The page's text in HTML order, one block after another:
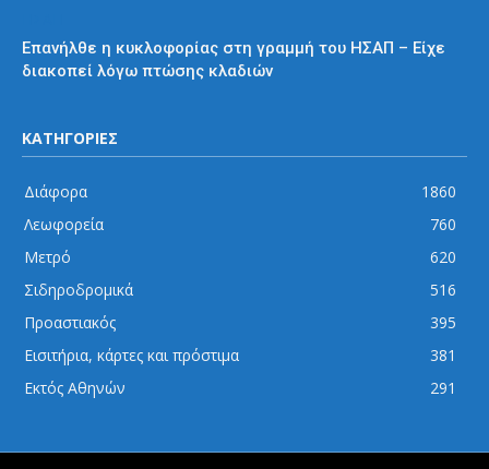
Επανήλθε η κυκλοφορίας στη γραμμή του ΗΣΑΠ – Είχε
διακοπεί λόγω πτώσης κλαδιών
ΚΑΤΗΓΟΡΙΕΣ
Διάφορα
1860
Λεωφορεία
760
Μετρό
620
Σιδηροδρομικά
516
Προαστιακός
395
Εισιτήρια, κάρτες και πρόστιμα
381
Εκτός Αθηνών
291